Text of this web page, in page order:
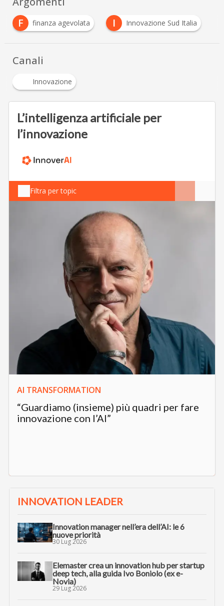
F
finanza agevolata I Innovazione Sud Italia
Canali
Innovazione
L’intelligenza artificiale per
l’innovazione
Filtra per topic
AI TRANSFORMATION
“Guardiamo (insieme) più quadri per fare
innovazione con l’AI”
INNOVATION LEADER
Innovation manager nell’era dell’AI: le 6
nuove priorità
30 Lug 2026
Elemaster crea un innovation hub per startup
deep tech, alla guida Ivo Boniolo (ex e-
Novia)
29 Lug 2026